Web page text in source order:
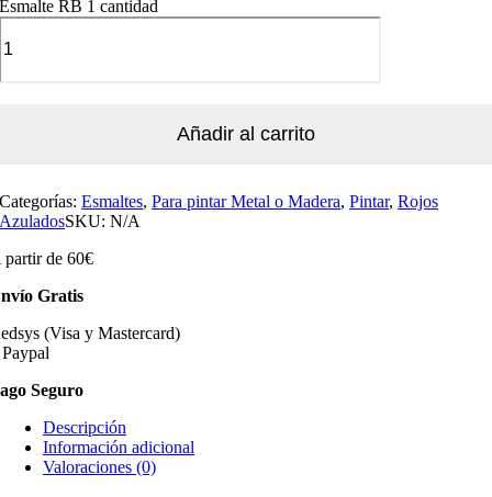
Esmalte RB 1 cantidad
Añadir al carrito
Categorías:Esmaltes,Para pintar Metal o Madera,Pintar,Rojos
AzuladosSKU:N/A
partir de 60€
Gratis
(Visa y Mastercard)
Seguro
Descripción
Información adicional
Valoraciones (0)